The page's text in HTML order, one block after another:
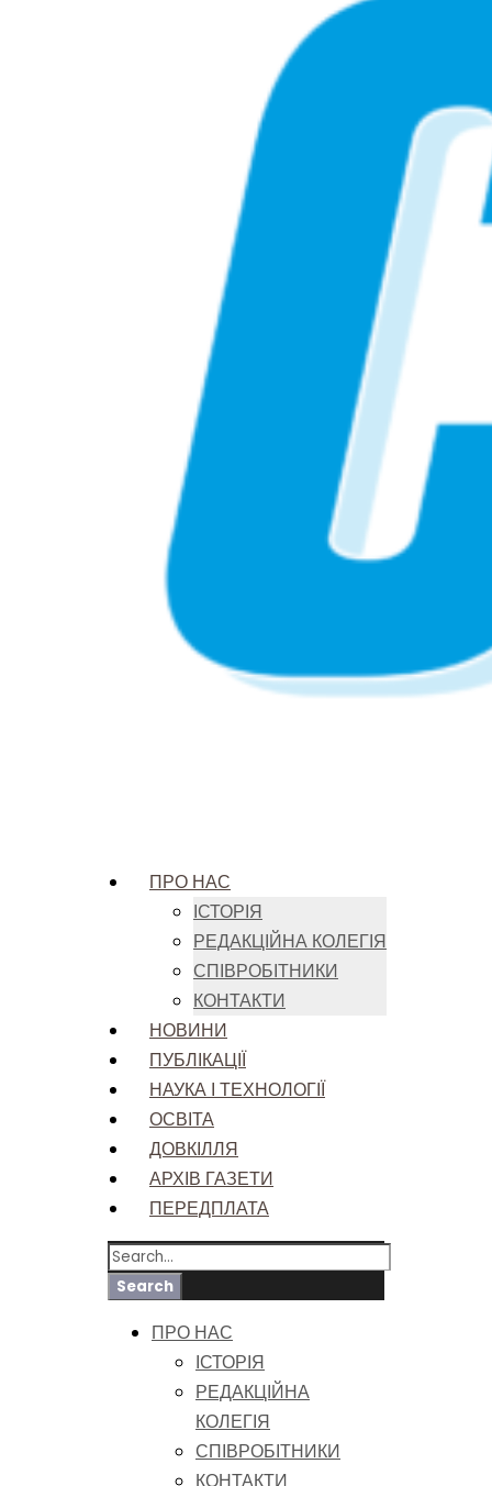
ПРО НАС
ІСТОРІЯ
РЕДАКЦІЙНА КОЛЕГІЯ
СПІВРОБІТНИКИ
КОНТАКТИ
НОВИНИ
ПУБЛІКАЦІЇ
НАУКА І ТЕХНОЛОГІЇ
ОСВІТА
ДОВКІЛЛЯ
АРХІВ ГАЗЕТИ
ПЕРЕДПЛАТА
ПРО НАС
ІСТОРІЯ
РЕДАКЦІЙНА
КОЛЕГІЯ
СПІВРОБІТНИКИ